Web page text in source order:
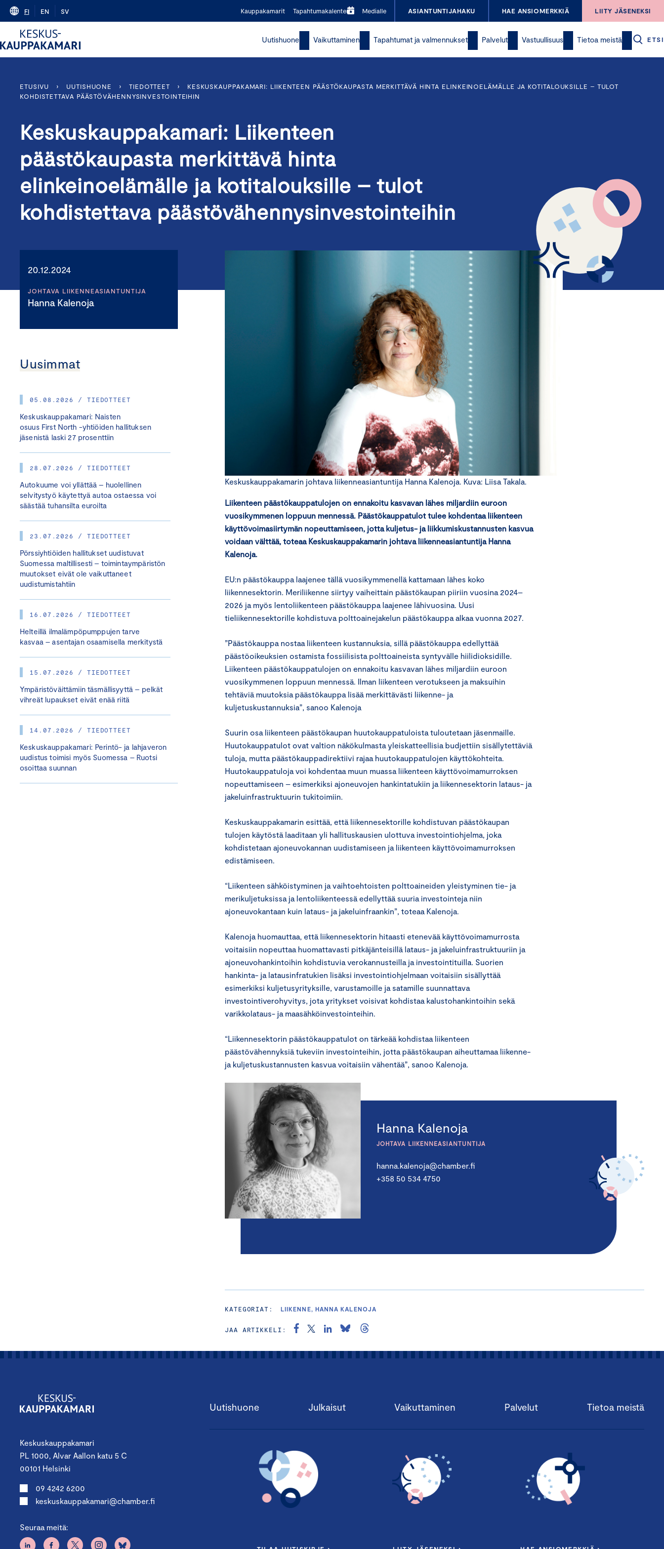
Skip
content
FI EN SV Kauppakamarit Tapahtumakalenteri Medialle ASIANTUNTIJAHAKU HAE ANSIOMERKKIÄ LIITY JÄSENEKSI
Uutishuone Vaikuttaminen Tapahtumat ja valmennukset Palvelut Vastuullisuus Tietoa meistä ETSI
ETUSIVU › UUTISHUONE › TIEDOTTEET ›
KESKUSKAUPPAKAMARI: LIIKENTEEN PÄÄSTÖKAUPASTA MERKITTÄVÄ HINTA ELINKEINOELÄMÄLLE JA KOTITALOUKSILLE – TULOT
KOHDISTETTAVA PÄÄSTÖVÄHENNYSINVESTOINTEIHIN
Keskuskauppakamari: Liikenteen
päästökaupasta merkittävä hinta
elinkeinoelämälle ja kotitalouksille – tulot
kohdistettava päästövähennysinvestointeihin
20.12.2024
JOHTAVA LIIKENNEASIANTUNTIJA
Hanna Kalenoja
Uusimmat
05.08.2026 / TIEDOTTEET
Keskuskauppakamari: Naisten
osuus First North -yhtiöiden hallituksen
jäsenistä laski 27 prosenttiin
28.07.2026 / TIEDOTTEET
Autokuume voi yllättää – huolellinen
selvitystyö käytettyä autoa ostaessa voi
säästää tuhansilta euroilta
23.07.2026 / TIEDOTTEET
Pörssiyhtiöiden hallitukset uudistuvat
Suomessa maltillisesti – toimintaympäristön
muutokset eivät ole vaikuttaneet
uudistumistahtiin
16.07.2026 / TIEDOTTEET
Helteillä ilmalämpöpumppujen tarve
kasvaa – asentajan osaamisella merkitystä
15.07.2026 / TIEDOTTEET
Ympäristöväittämiin täsmällisyyttä – pelkät
vihreät lupaukset eivät enää riitä
14.07.2026 / TIEDOTTEET
Keskuskauppakamari: Perintö- ja lahjaveron
uudistus toimisi myös Suomessa – Ruotsi
osoittaa suunnan
Keskuskauppakamarin johtava liikenneasiantuntija Hanna Kalenoja. Kuva: Liisa Takala.
Liikenteen päästökauppatulojen on ennakoitu kasvavan lähes miljardiin euroon
vuosikymmenen loppuun mennessä. Päästökauppatulot tulee kohdentaa liikenteen
käyttövoimasiirtymän nopeuttamiseen, jotta kuljetus- ja liikkumiskustannusten kasvua
voidaan välttää, toteaa Keskuskauppakamarin johtava liikenneasiantuntija Hanna
Kalenoja.
EU:n päästökauppa laajenee tällä vuosikymmenellä kattamaan lähes koko
liikennesektorin. Meriliikenne siirtyy vaiheittain päästökaupan piiriin vuosina 2024–
2026 ja myös lentoliikenteen päästökauppa laajenee lähivuosina. Uusi
tieliikennesektorille kohdistuva polttoainejakelun päästökauppa alkaa vuonna 2027.
”Päästökauppa nostaa liikenteen kustannuksia, sillä päästökauppa edellyttää
päästöoikeuksien ostamista fossiilisista polttoaineista syntyvälle hiilidioksidille.
Liikenteen päästökauppatulojen on ennakoitu kasvavan lähes miljardiin euroon
vuosikymmenen loppuun mennessä. Ilman liikenteen verotukseen ja maksuihin
tehtäviä muutoksia päästökauppa lisää merkittävästi liikenne- ja
kuljetuskustannuksia”, sanoo Kalenoja
Suurin osa liikenteen päästökaupan huutokauppatuloista tuloutetaan jäsenmaille.
Huutokauppatulot ovat valtion näkökulmasta yleiskatteellisia budjettiin sisällytettäviä
tuloja, mutta päästökauppadirektiivi rajaa huutokauppatulojen käyttökohteita.
Huutokauppatuloja voi kohdentaa muun muassa liikenteen käyttövoimamurroksen
nopeuttamiseen – esimerkiksi ajoneuvojen hankintatukiin ja liikennesektorin lataus- ja
jakeluinfrastruktuurin tukitoimiin.
Keskuskauppakamarin esittää, että liikennesektorille kohdistuvan päästökaupan
tulojen käytöstä laaditaan yli hallituskausien ulottuva investointiohjelma, joka
kohdistetaan ajoneuvokannan uudistamiseen ja liikenteen käyttövoimamurroksen
edistämiseen.
“Liikenteen sähköistyminen ja vaihtoehtoisten polttoaineiden yleistyminen tie- ja
merikuljetuksissa ja lentoliikenteessä edellyttää suuria investointeja niin
ajoneuvokantaan kuin lataus- ja jakeluinfraankin”, toteaa Kalenoja.
Kalenoja huomauttaa, että liikennesektorin hitaasti etenevää käyttövoimamurrosta
voitaisiin nopeuttaa huomattavasti pitkäjänteisillä lataus- ja jakeluinfrastruktuuriin ja
ajoneuvohankintoihin kohdistuvia verokannusteilla ja investointituilla. Suorien
hankinta- ja latausinfratukien lisäksi investointiohjelmaan voitaisiin sisällyttää
esimerkiksi kuljetusyrityksille, varustamoille ja satamille suunnattava
investointiverohyvitys, jota yritykset voisivat kohdistaa kalustohankintoihin sekä
varikkolataus- ja maasähköinvestointeihin.
“Liikennesektorin päästökauppatulot on tärkeää kohdistaa liikenteen
päästövähennyksiä tukeviin investointeihin, jotta päästökaupan aiheuttamaa liikenne-
ja kuljetuskustannusten kasvua voitaisiin vähentää”, sanoo Kalenoja.
Hanna Kalenoja
JOHTAVA LIIKENNEASIANTUNTIJA
hanna.kalenoja@chamber.fi
+358 50 534 4750
KATEGORIAT: LIIKENNE, HANNA KALENOJA
JAA ARTIKKELI:
Keskuskauppakamari
PL 1000, Alvar Aallon katu 5 C
00101 Helsinki
09 4242 6200
keskuskauppakamari@chamber.fi
Seuraa meitä:
Uutishuone Julkaisut Vaikuttaminen Palvelut Tietoa meistä